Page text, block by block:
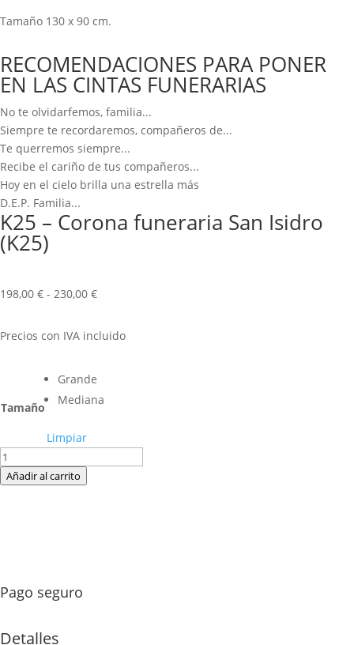
Tamaño 130 x 90 cm.
RECOMENDACIONES PARA PONER
EN LAS CINTAS FUNERARIAS
No te olvidarfemos, familia...
Siempre te recordaremos, compañeros de...
Te querremos siempre...
Recibe el cariño de tus compañeros...
Hoy en el cielo brilla una estrella más
D.E.P. Familia...
K25 – Corona funeraria San Isidro
(K25)
198,00 € - 230,00 €Rango
precios:
230,00 €
Precios con IVA incluido
Tamaño
Grande
Mediana
Limpiar
K25
- Añadir al carrito
Pago seguro
Detalles